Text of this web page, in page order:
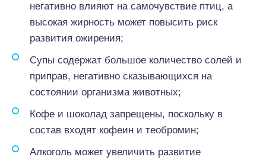
негативно влияют на самочувствие птиц, а
высокая жирность может повысить риск
развития ожирения;
Супы содержат большое количество солей и
приправ, негативно сказывающихся на
состоянии организма животных;
Кофе и шоколад запрещены, поскольку в
состав входят кофеин и теобромин;
Алкоголь может увеличить развитие